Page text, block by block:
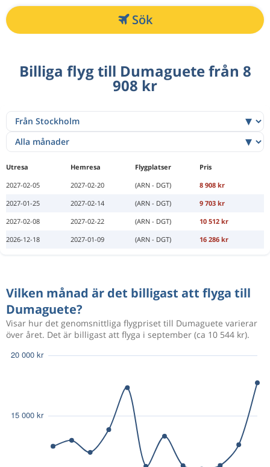
Sök
Billiga flyg till Dumaguete från 8
908 kr
Utresa Hemresa Flygplatser
Pris
2027-02-05
2027-02-20 (ARN - DGT)
8 908 kr
2027-01-25
2027-02-14 (ARN - DGT)
9 703 kr
2027-02-08
2027-02-22 (ARN - DGT)
10 512 kr
2026-12-18
2027-01-09 (ARN - DGT) 16 286 kr
Vilken månad är det billigast att flyga till
Dumaguete?
Visar hur det genomsnittliga flygpriset till Dumaguete varierar
över året. Det är billigast att flyga i september (ca 10 544 kr).